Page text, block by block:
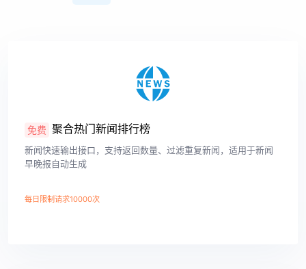
免费 聚合热门新闻排行榜
新闻快速输出接口，支持返回数量、过滤重复新闻，适用于新闻
早晚报自动生成
每日限制请求10000次